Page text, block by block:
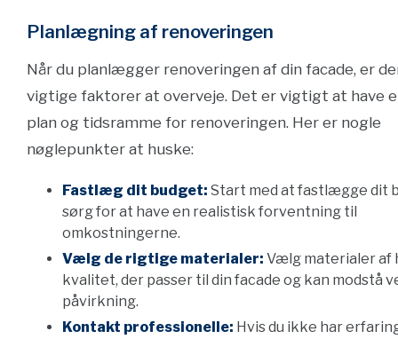
Planlægning af renoveringen
Når du planlægger renoveringen af din facade, er
vigtige faktorer at overveje. Det er vigtigt at have
plan og tidsramme for renoveringen. Her er nogle
nøglepunkter at huske:
Fastlæg dit budget: Start med at fastlægge dit
sørg for at have en realistisk forventning til
omkostningerne.
Vælg de rigtige materialer: Vælg materialer af
kvalitet, der passer til din facade og kan modstå
påvirkning.
Kontakt professionelle: Hvis du ikke har